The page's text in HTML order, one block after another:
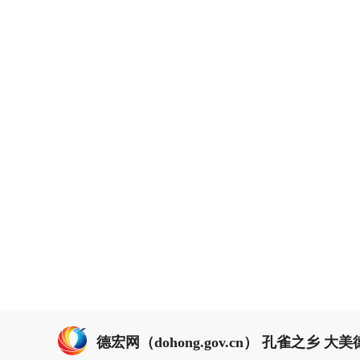
德宏网（dohong.gov.cn） 孔雀之乡 大美